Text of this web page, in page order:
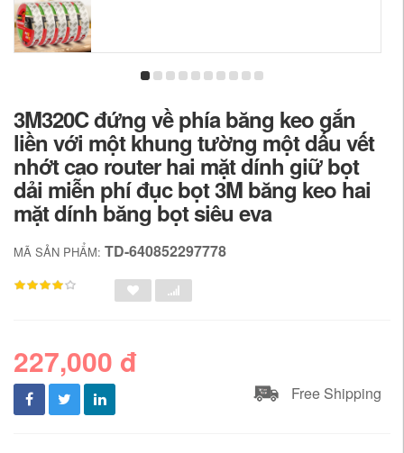
3M320C đứng về phía băng keo gắn
liền với một khung tường một dấu vết
nhớt cao router hai mặt dính giữ bọt
dải miễn phí đục bọt 3M băng keo hai
mặt dính băng bọt siêu eva
MÃ SẢN PHẨM: TD-640852297778
227,000 đ
Free Shipping